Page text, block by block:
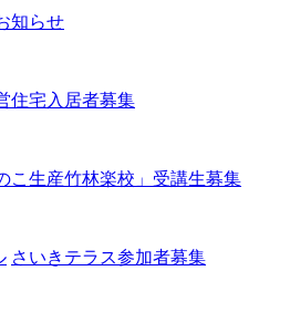
知らせ
住宅入居者募集
こ生産竹林楽校」受講生募集
さいきテラス参加者募集